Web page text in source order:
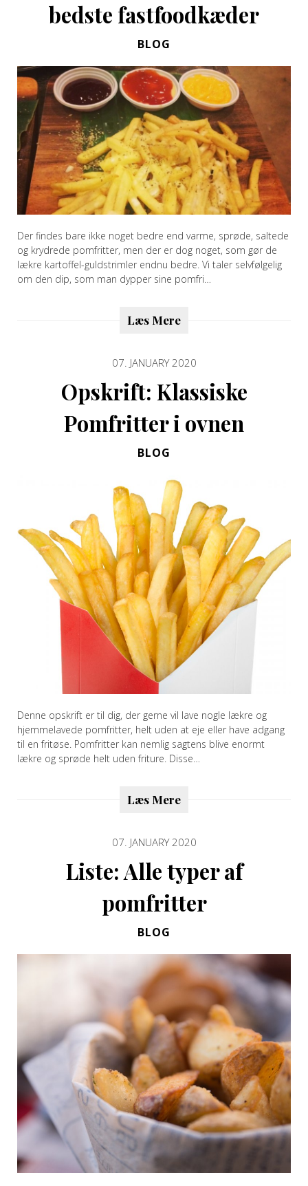
bedste fastfoodkæder
BLOG
Der findes bare ikke noget bedre end varme, sprøde, saltede
og krydrede pomfritter, men der er dog noget, som gør de
lækre kartoffel-guldstrimler endnu bedre. Vi taler selvfølgelig
om den dip, som man dypper sine pomfri…
Læs Mere
07. JANUARY 2020
Opskrift: Klassiske
Pomfritter i ovnen
BLOG
Denne opskrift er til dig, der gerne vil lave nogle lækre og
hjemmelavede pomfritter, helt uden at eje eller have adgang
til en fritøse. Pomfritter kan nemlig sagtens blive enormt
lækre og sprøde helt uden friture. Disse…
Læs Mere
07. JANUARY 2020
Liste: Alle typer af
pomfritter
BLOG